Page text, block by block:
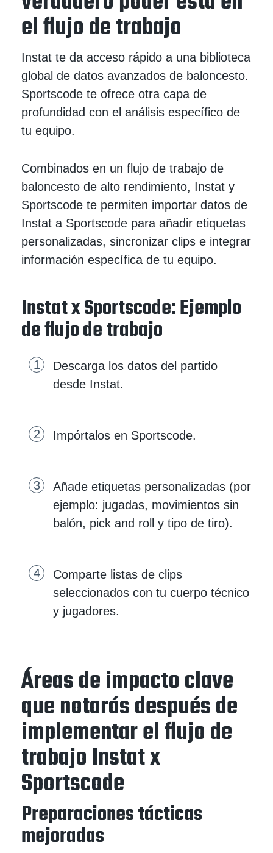
el flujo de trabajo
Instat te da acceso rápido a una biblioteca
global de datos avanzados de baloncesto.
Sportscode te ofrece otra capa de
profundidad con el análisis específico de
tu equipo.
Combinados en un flujo de trabajo de
baloncesto de alto rendimiento, Instat y
Sportscode te permiten importar datos de
Instat a Sportscode para añadir etiquetas
personalizadas, sincronizar clips e integrar
información específica de tu equipo.
Instat x Sportscode: Ejemplo
de flujo de trabajo
Descarga los datos del partido
desde Instat.
Impórtalos en Sportscode.
Añade etiquetas personalizadas (por
ejemplo: jugadas, movimientos sin
balón, pick and roll y tipo de tiro).
Comparte listas de clips
seleccionados con tu cuerpo técnico
y jugadores.
Áreas de impacto clave
que notarás después de
implementar el flujo de
trabajo Instat x
Sportscode
Preparaciones tácticas
mejoradas